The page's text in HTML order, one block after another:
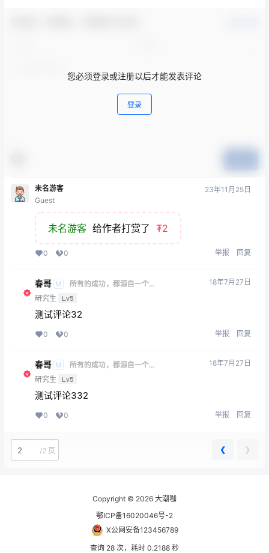
您必须登录或注册以后才能发表评论
登录
未名游客
Guest
23年11月25日
未名游客 给作者打赏了 ₮2
0 0 举报 回复
春哥 M
所有的成功，都源自一个勇
敢的开始
研究生 Lv5
18年7月27日
测试评论32
0 0 举报 回复
春哥 M
所有的成功，都源自一个勇
敢的开始
研究生 Lv5
18年7月27日
测试评论332
0 0 举报 回复
/2 页 ❮ ❯
Copyright © 2026 大潮咖
鄂ICP备16020046号-2
X公网安备123456789
查询 28 次，耗时 0.2188 秒